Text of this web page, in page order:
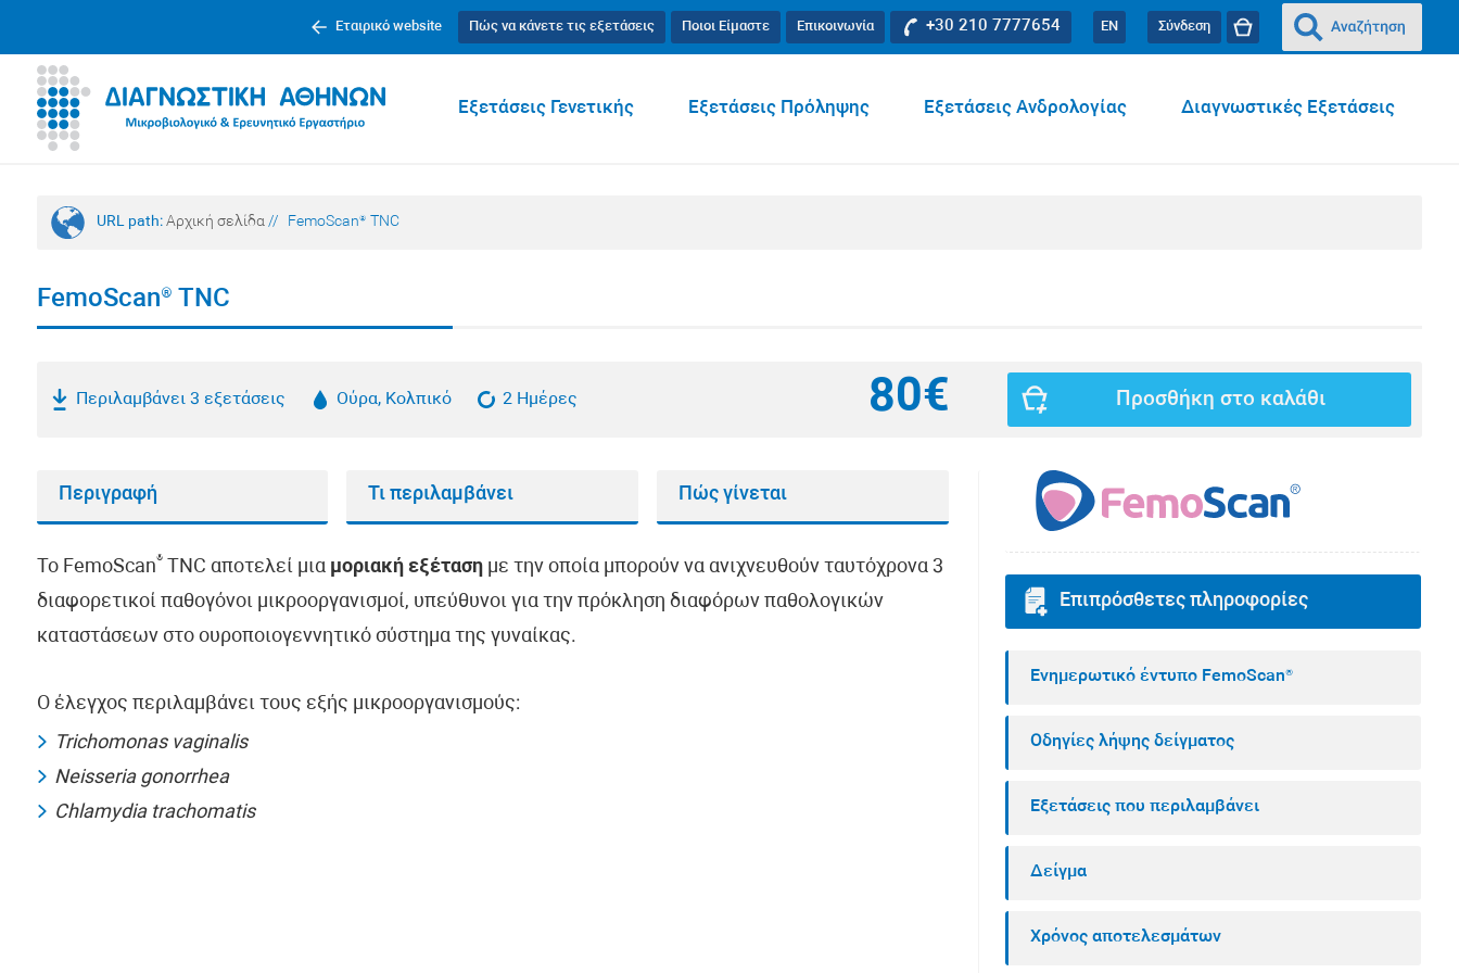
Σύνδεση
EN
+30 210 7777654
Επικοινωνία
Ποιοι Είμαστε
Πώς να κάνετε τις εξετάσεις
Εταιρικό website
Διαγνωστικές Εξετάσεις
Εξετάσεις Ανδρολογίας
Εξετάσεις Πρόληψης
Εξετάσεις Γενετικής
URL path: Αρχική σελίδα // FemoScan® TNC
FemoScan® TNC
Περιλαμβάνει 3 εξετάσεις Ούρα, Κολπικό 2 Ημέρες 80€ Προσθήκη στο καλάθι
Περιγραφή Τι περιλαμβάνει Πώς γίνεται
Το FemoScan® TNC αποτελεί μια μοριακή εξέτασημε την οποία μπορούν να ανιχνευθούν ταυτόχρονα 3
διαφορετικοί παθογόνοι μικροοργανισμοί, υπεύθυνοι για την πρόκληση διαφόρων παθολογικών
καταστάσεων στο ουροποιογεννητικό σύστημα της γυναίκας.
Ο έλεγχος περιλαμβάνει τους εξής μικροοργανισμούς:
Trichomonas vaginalis
Neisseria gonorrhea
Chlamydia trachomatis
Επιπρόσθετες πληροφορίες
Ενημερωτικό έντυπο FemoScan®
Οδηγίες λήψης δείγματος
Εξετάσεις που περιλαμβάνει
Δείγμα
Χρόνος αποτελεσμάτων